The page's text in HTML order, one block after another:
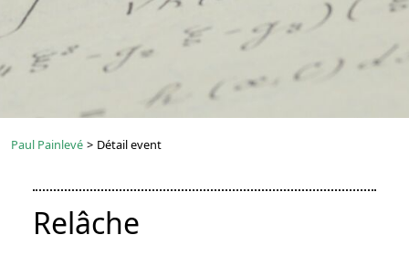
Paul Painlevé > Détail event
Relâche